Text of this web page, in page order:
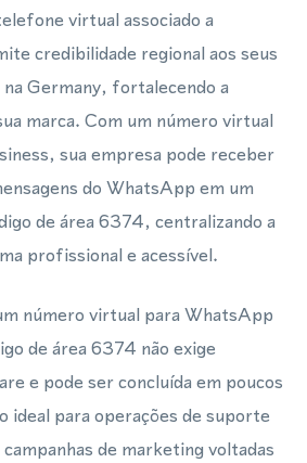
virtual associado a
credibilidade regional aos seus
Germany, fortalecendo a
marca. Com um número virtual
sua empresa pode receber
do WhatsApp em um
de área 6374, centralizando a
profissional e acessível.
número virtual para WhatsApp
de área 6374 não exige
e pode ser concluída em poucos
ideal para operações de suporte
de marketing voltadas